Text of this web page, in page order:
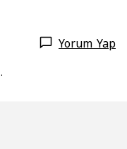
Yorum Yap